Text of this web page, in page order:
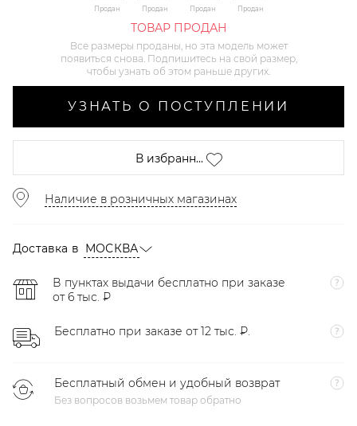
Продан Продан Продан Продан
ТОВАР ПРОДАН
Все размеры проданы, но эта модель может
появиться снова. Подпишитесь на свой размер,
чтобы узнать об этом раньше других.
УЗНАТЬ О ПОСТУПЛЕНИИ
В избранн...
Наличие в розничных магазинах
Доставка в МОСКВА
В пунктах выдачи бесплатно при заказе
от 6 тыс. ₽
Бесплатно при заказе от 12 тыс. ₽.
Бесплатный обмен и удобный возврат
Без вопросов возьмем товар обратно